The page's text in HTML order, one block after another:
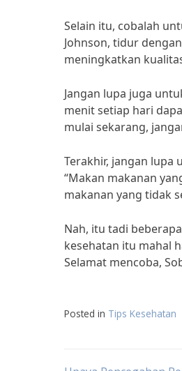
Selain itu, cobalah
Johnson, tidur
meningkatkan
Jangan lupa juga
menit setiap hari
mulai sekarang,
Terakhir, jangan lupa
“Makan makanan
makanan yang tidak
Nah, itu tadi
kesehatan itu mahal
Selamat mencoba,
Posted in Tips Kesehatan